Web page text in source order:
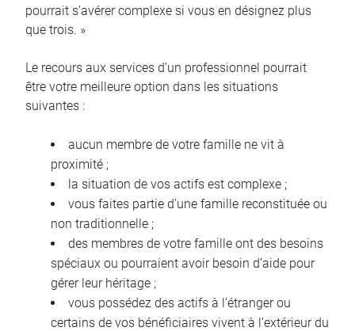
pourrait s’avérer complexe si vous en désignez plus
que trois. »
Le recours aux services d’un professionnel pourrait
être votre meilleure option dans les situations
suivantes :
aucun membre de votre famille ne vit à
proximité ;
la situation de vos actifs est complexe ;
vous faites partie d’une famille reconstituée ou
non traditionnelle ;
des membres de votre famille ont des besoins
spéciaux ou pourraient avoir besoin d’aide pour
gérer leur héritage ;
vous possédez des actifs à l’étranger ou
certains de vos bénéficiaires vivent à l’extérieur du